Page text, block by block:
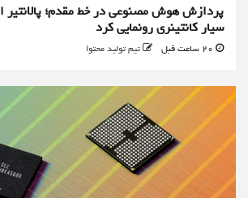
پردازش هوش مصنوعی در خط مقدم؛ پالانتیر
سیار کانتینری رونمایی کرد
تیم تولید محتوا